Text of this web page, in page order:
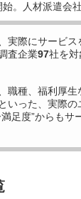
。人材派遣会
実際にサービス
査企業97社を対
職種、福利厚生
いった、実際の
足度”からもサ